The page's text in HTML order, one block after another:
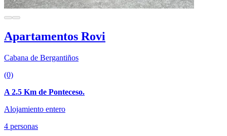
Apartamentos Rovi
Cabana de Bergantiños
(0)
A 2.5 Km de Ponteceso.
Alojamiento entero
4 personas